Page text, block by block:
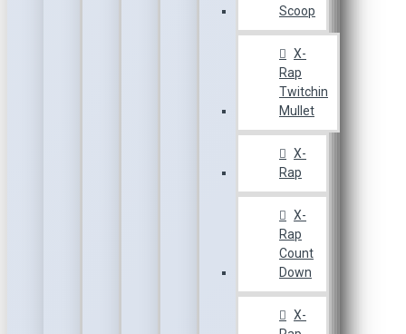
Scoop
X-
Rap
Twitchin
Mullet
X-
Rap
X-
Rap
Count
Down
X-